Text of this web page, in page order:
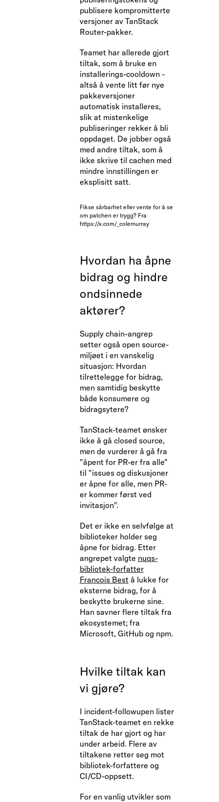
publisere kompromitterte
versjoner av TanStack
Router-pakker.
Teamet har allerede gjort
tiltak, som å bruke en
installerings-cooldown -
altså å vente litt før nye
pakkeversjoner
automatisk installeres,
slik at mistenkelige
publiseringer rekker å bli
oppdaget. De jobber også
med andre tiltak, som å
ikke skrive til cachen med
mindre innstillingen er
eksplisitt satt.
Fikse sårbarhet eller vente for å se
om patchen er trygg? Fra
https://x.com/_colemurray
Hvordan ha åpne
bidrag og hindre
ondsinnede
aktører?
Supply chain-angrep
setter også open source-
miljøet i en vanskelig
situasjon: Hvordan
tilrettelegge for bidrag,
men samtidig beskytte
både konsumere og
bidragsytere?
TanStack-teamet ønsker
ikke å gå closed source,
men de vurderer å gå fra
"åpent for PR-er fra alle"
til "issues og diskusjoner
er åpne for alle, men PR-
er kommer først ved
invitasjon".
Det er ikke en selvfølge at
biblioteker holder seg
åpne for bidrag. Etter
angrepet valgte nuqs-
bibliotek-forfatter
Francois Bestå lukke for
eksterne bidrag, for å
beskytte brukerne sine.
Han savner flere tiltak fra
økosystemet; fra
Microsoft, GitHub og npm.
Hvilke tiltak kan
vi gjøre?
I incident-followupen lister
TanStack-teamet en rekke
tiltak de har gjort og har
under arbeid. Flere av
tiltakene retter seg mot
bibliotek-forfattere og
CI/CD-oppsett.
For en vanlig utvikler som